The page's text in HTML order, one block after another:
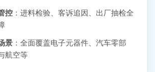
控 ：进料检验、客诉追因、出厂抽检全
景 ：全面覆盖电子元器件、汽车零部
航空等